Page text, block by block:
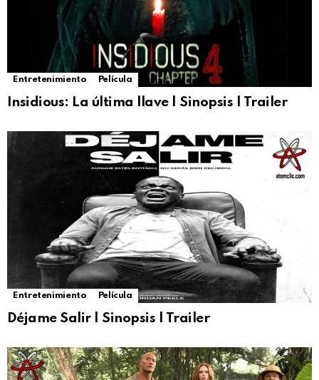
Entretenimiento Película
Insidious: La última llave | Sinopsis | Trailer
Entretenimiento Película
Déjame Salir | Sinopsis | Trailer